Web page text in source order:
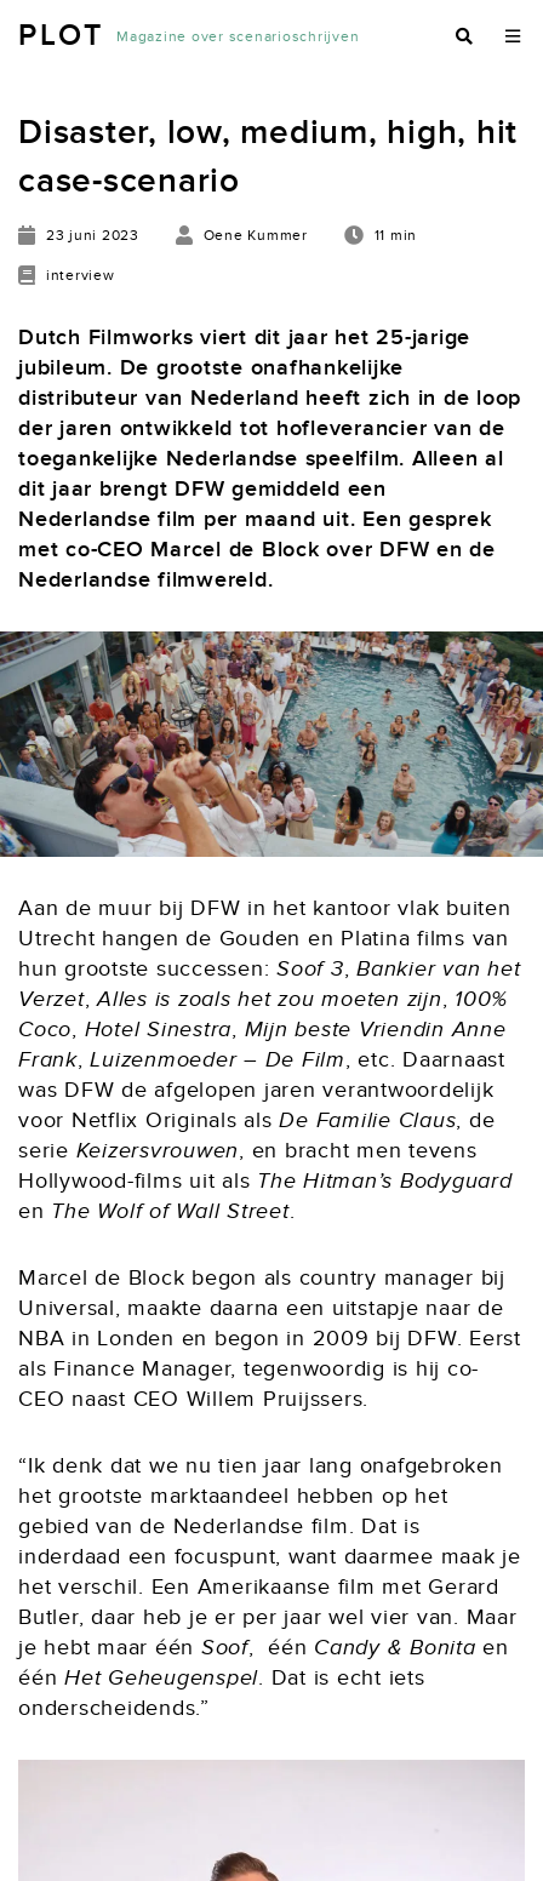
PLOT Magazine over scenarioschrijven
Disaster, low, medium, high, hit
case-scenario
23 juni 2023 Oene Kummer 11 min
interview
Dutch Filmworks viert dit jaar het 25-jarige
jubileum. De grootste onafhankelijke
distributeur van Nederland heeft zich in de loop
der jaren ontwikkeld tot hofleverancier van de
toegankelijke Nederlandse speelfilm. Alleen al
dit jaar brengt DFW gemiddeld een
Nederlandse film per maand uit. Een gesprek
met co-CEO Marcel de Block over DFW en de
Nederlandse filmwereld.
Aan de muur bij DFW in het kantoor vlak buiten
Utrecht hangen de Gouden en Platina films van
hun grootste successen:Soof 3,Bankier van het
Verzet,Alles is zoals het zou moeten zijn, 100%
Coco, Hotel Sinestra, Mijn beste Vriendin Anne
Frank,Luizenmoeder – De Film, etc. Daarnaast
was DFW de afgelopen jaren verantwoordelijk
voor Netflix Originals alsDe Familie Claus, de
serie Keizersvrouwen, en bracht men tevens
Hollywood-films uit als The Hitman’s Bodyguard
en The Wolf of Wall Street.
Marcel de Block begon als country manager bij
Universal, maakte daarna een uitstapje naar de
NBA in Londen en begon in 2009 bij DFW. Eerst
als Finance Manager, tegenwoordig is hij co-
CEO naast CEO Willem Pruijssers.
“Ik denk dat we nu tien jaar lang onafgebroken
het grootste marktaandeel hebben op het
gebied van de Nederlandse film. Dat is
inderdaad een focuspunt, want daarmee maak je
het verschil. Een Amerikaanse film met Gerard
Butler, daar heb je er per jaar wel vier van. Maar
je hebt maar één Soof, één Candy & Bonita en
éénHet Geheugenspel. Dat is echt iets
onderscheidends.”